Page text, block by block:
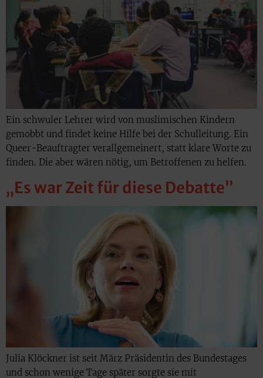
Ein schwuler Lehrer wird von muslimischen Kindern
gemobbt und findet keine Hilfe bei der Schulleitung. Ein
Queer-Beauftragter verallgemeinert, statt klare Worte zu
finden. Die aber wären nötig, um Betroffenen zu helfen.
„Es war Zeit für diese Debatte”
Julia Klöckner ist seit März Präsidentin des Bundestages
und schon wenige Tage später sorgte sie mit